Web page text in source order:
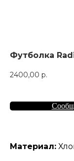
Футболка
2400,00 р.
Материал: